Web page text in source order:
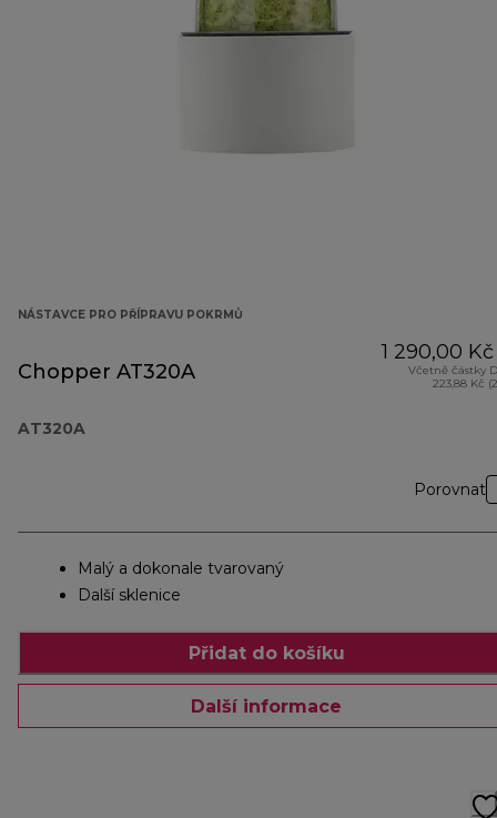
NÁSTAVCE PRO PŘÍPRAVU POKRMŮ
Chopper AT320A
AT320A
1 290,00 Kč
Včetně částky
223,88 Kč
Porovnat
Malý a dokonale tvarovaný
Další sklenice
Přidat do košíku
Další informace